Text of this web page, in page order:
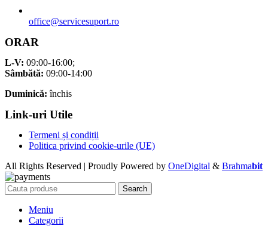
office@servicesuport.ro
ORAR
L-V: 09:00-16:00;
Sâmbătă: 09:00-14:00
Duminică: închis
Link-uri Utile
Termeni și condiții
Politica privind cookie-urile (UE)
All Rights Reserved | Proudly Powered by OneDigital & Brahmabit
Search
Meniu
Categorii